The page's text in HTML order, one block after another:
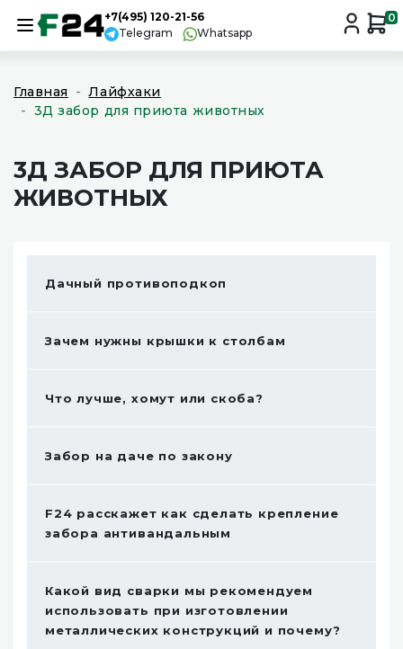
+7(495) 120-21-56
Telegram
Whatsapp
0
Главная
Лайфхаки
3Д забор для приюта животных
3Д ЗАБОР ДЛЯ ПРИЮТА
ЖИВОТНЫХ
Дачный противоподкоп
Зачем нужны крышки к столбам
Что лучше, хомут или скоба?
Забор на даче по закону
F24 расскажет как сделать крепление
забора антивандальным
Какой вид сварки мы рекомендуем
использовать при изготовлении
металлических конструкций и почему?